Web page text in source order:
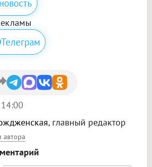
Телеграм
, главный редактор
автора